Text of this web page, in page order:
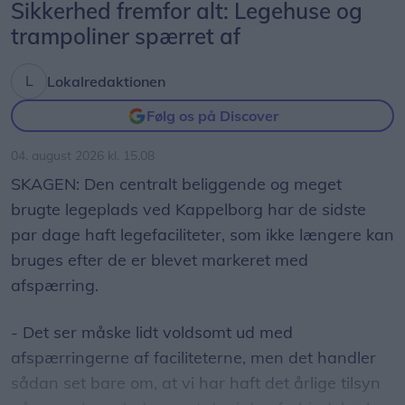
Sikkerhed fremfor alt: Legehuse og
trampoliner spærret af
Lokalredaktionen
Følg os på Discover
04. august 2026 kl. 15.08
SKAGEN: Den centralt beliggende og meget
brugte legeplads ved Kappelborg har de sidste
par dage haft legefaciliteter, som ikke længere kan
bruges efter de er blevet markeret med
afspærring.
- Det ser måske lidt voldsomt ud med
afspærringerne af faciliteterne, men det handler
sådan set bare om, at vi har haft det årlige tilsyn